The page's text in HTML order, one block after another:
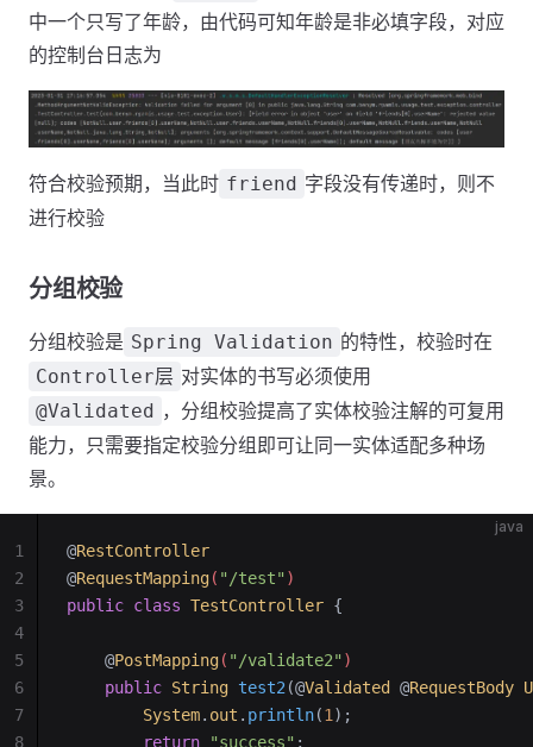
中一个只写了年龄，由代码可知年龄是非必填字段，对应
的控制台日志为
符合校验预期，当此时 friend 字段没有传递时，则不
进行校验
分组校验
分组校验是 Spring Validation 的特性，校验时在
Controller层 对实体的书写必须使用
@Validated ，分组校验提高了实体校验注解的可复用
能力，只需要指定校验分组即可让同一实体适配多种场
景。
java
@RestController
@RequestMapping( "/test" )
public class TestController {
    @
PostMapping( "/validate2" )
    public
String test2 (@Validated @RequestBody
        System
. out . println(1 );
        return
"success" ;
1
2
3
4
5
6
7
8